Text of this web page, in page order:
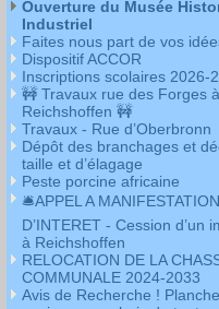
Ouverture du Musée
Industriel
Faites nous part de vos
Dispositif ACCOR
Inscriptions scolaires 2026-
🚧 Travaux rue des Forges à
Reichshoffen 🚧
Travaux - Rue d’Oberbronn
Dépôt des branchages et
taille et d’élagage
Peste porcine africaine
🛎APPEL A MANIFESTATION
D’INTERET - Cession d’un
à Reichshoffen
RELOCATION DE LA
COMMUNALE 2024-2033
Avis de Recherche !